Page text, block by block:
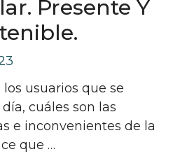
Presente Y
usuarios que se
cuáles son las
e inconvenientes de la
que …